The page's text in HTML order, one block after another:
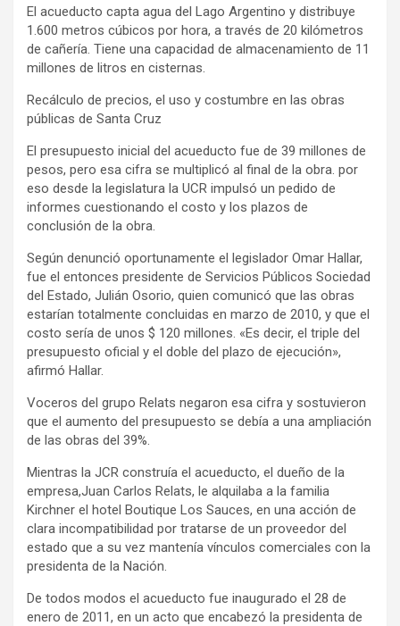
El acueducto capta agua del Lago Argentino y distribuye
1.600 metros cúbicos por hora, a través de 20 kilómetros
de cañería. Tiene una capacidad de almacenamiento de 11
millones de litros en cisternas.
Recálculo de precios, el uso y costumbre en las obras
públicas de Santa Cruz
El presupuesto inicial del acueducto fue de 39 millones de
pesos, pero esa cifra se multiplicó al final de la obra. por
eso desde la legislatura la UCR impulsó un pedido de
informes cuestionando el costo y los plazos de
conclusión de la obra.
Según denunció oportunamente el legislador Omar Hallar,
fue el entonces presidente de Servicios Públicos Sociedad
del Estado, Julián Osorio, quien comunicó que las obras
estarían totalmente concluidas en marzo de 2010, y que el
costo sería de unos $ 120 millones. «Es decir, el triple del
presupuesto oficial y el doble del plazo de ejecución»,
afirmó Hallar.
Voceros del grupo Relats negaron esa cifra y sostuvieron
que el aumento del presupuesto se debía a una ampliación
de las obras del 39%.
Mientras la JCR construía el acueducto, el dueño de la
empresa,Juan Carlos Relats, le alquilaba a la familia
Kirchner el hotel Boutique Los Sauces, en una acción de
clara incompatibilidad por tratarse de un proveedor del
estado que a su vez mantenía vínculos comerciales con la
presidenta de la Nación.
De todos modos el acueducto fue inaugurado el 28 de
enero de 2011, en un acto que encabezó la presidenta de